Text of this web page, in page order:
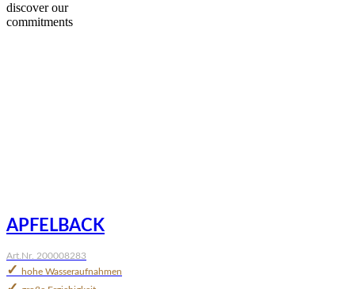
discover our
commitments
APFELBACK
Art.Nr. 200008283
✓ hohe Wasseraufnahmen